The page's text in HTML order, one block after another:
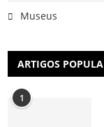
Museus
ARTIGOS
1